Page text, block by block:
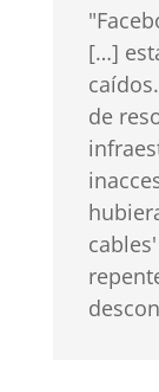
[…]
de